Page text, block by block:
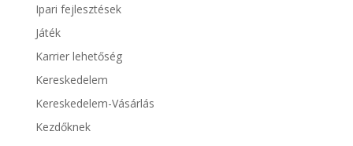
Ipari fejlesztések
Játék
Karrier lehetőség
Kereskedelem
Kereskedelem-Vásárlás
Kezdőknek